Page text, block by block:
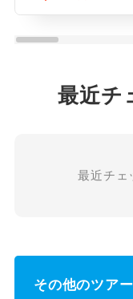
最近チ
最近チェ
その他のツア